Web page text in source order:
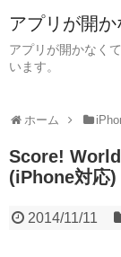
アプリが開
アプリが開かなく
います。
ホーム
Score!
(iPhone対応)
2014/11/11